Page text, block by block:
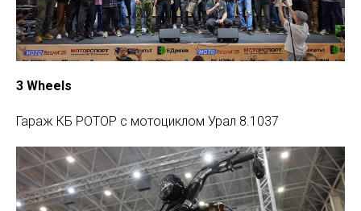
3 Wheels
Гараж КБ РОТОР c мотоциклом Урал 8.1037